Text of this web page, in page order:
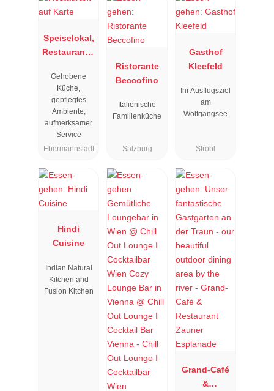
Speiselokal,
Restaurant "
"
Gehobene
Küche,
gepflegtes
Ambiente,
aufmerksamer
Service
Ebermannstadt
Ristorante
Beccofino
Italienische
Familienküche
Salzburg
Gasthof
Kleefeld
Ihr Ausflugsziel
am
Wolfgangsee
Strobl
Hindi
Cuisine
Indian Natural
Kitchen and
Fusion Kitchen
Grand-Café
&